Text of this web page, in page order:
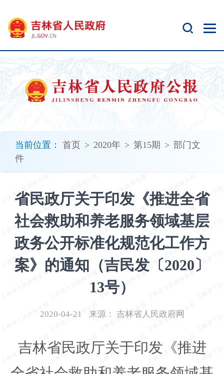
当前位置： 首页 > 2020年 > 第15期 > 部门文
件
省民政厅关于印发《推进全省
社会救助和养老服务领域基层
政务公开标准化规范化工作方
案》的通知（吉民发〔2020〕
13号）
2020-04-21 来源： 吉林省人民政府网
吉林省民政厅关于印发《推进
开
无
障
碍
说
明
加